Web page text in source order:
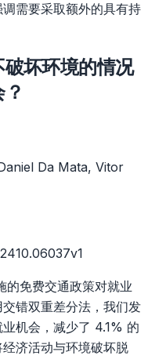
需要采取额外的具有持
坏环境的情况
Da Mata, Vitor
的免费交通政策对就业
错双重差分法，我们发
机会，减少了 4.1% 的
济活动与环境破坏脱